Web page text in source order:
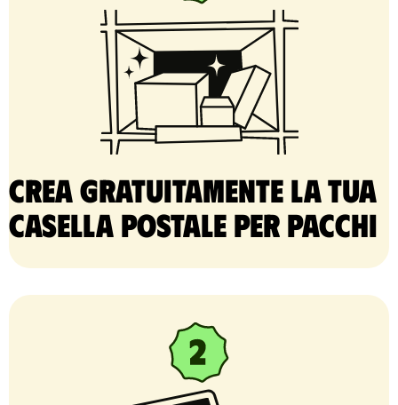
Crea gratuitamente la tua
casella postale per pacchi